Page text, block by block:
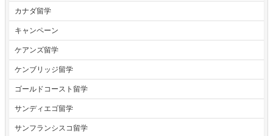
カナダ留学
キャンペーン
ケアンズ留学
ケンブリッジ留学
ゴールドコースト留学
サンディエゴ留学
サンフランシスコ留学